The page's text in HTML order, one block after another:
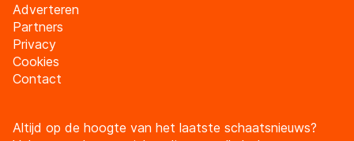
Adverteren
Partners
Privacy
Cookies
Contact
Altijd op de hoogte van het laatste schaatsnieuws?